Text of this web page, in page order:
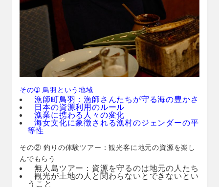
その➀ 鳥羽という地域
漁師町鳥羽：漁師さんたちが守る海の豊かさ
日本の資源利用のルール
漁業に携わる人々の変化
海女文化に象徴される漁村のジェンダーの平
等性
その② 釣りの体験ツアー：観光客に地元の資源を楽し
んでもらう
無人島ツアー：資源を守るのは地元の人たち
観光が土地の人と関わらないとできないとい
うこと